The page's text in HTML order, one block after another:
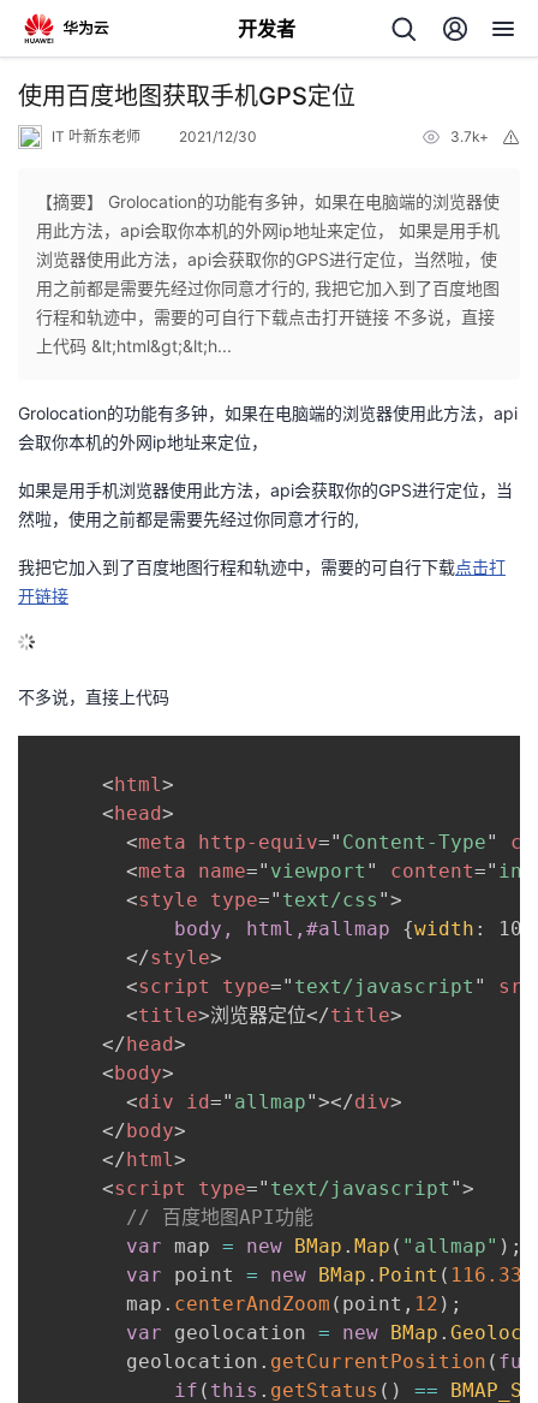
开发者
返
个
人
主
我
的
发
者
的
我
我
开
发
者
学
的
Programs
我
的
支
持
使用百度地图获取手机GPS定位
IT 叶新东老师 2021/12/30 3.7k+
【摘要】 Grolocation的功能有多钟，如果在电脑端的浏览器使
用此方法，api会取你本机的外网ip地址来定位， 如果是用手机
浏览器使用此方法，api会获取你的GPS进行定位，当然啦，使
用之前都是需要先经过你同意才行的, 我把它加入到了百度地图
行程和轨迹中，需要的可自行下载点击打开链接 不多说，直接
上代码 &lt;html&gt;&lt;h...
Grolocation的功能有多钟，如果在电脑端的浏览器使用此方法，api
会取你本机的外网ip地址来定位，
如果是用手机浏览器使用此方法，api会获取你的GPS进行定位，当
然啦，使用之前都是需要先经过你同意才行的,
我把它加入到了百度地图行程和轨迹中，需要的可自行下载点击打
开链接
不多说，直接上代码
<html>
<head>
<meta http-equiv=" Content-Type"
<meta name=" viewport " content="
<style type=" text/css ">
body, html,#allmap
{width :
</style>
<script type=" text/javascript " src
<title>浏览器定位</title>
</head>
<body>
<div id=" allmap"></div>
</body>
</html>
<script type=" text/javascript ">
// 百度地图API功能
var map = new BMap . Map ( "allmap" ) ;
var point = new BMap . Point (
      	map
. centerAndZoom ( point , 12 ) ;
var geolocation = new BMap .
      	geolocation
. getCurrentPosition (
if ( this . getStatus ( ) ==